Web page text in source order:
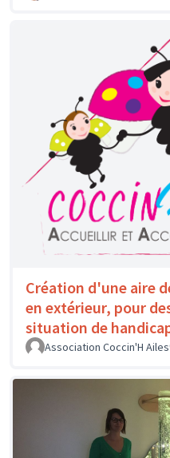
Création d'une aire
en extérieur, pour
situation de
Association Coccin'H Ailes